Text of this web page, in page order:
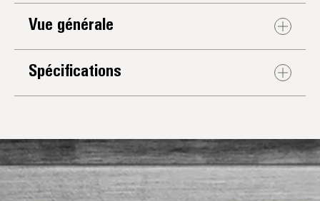
Vue générale
Spécifications